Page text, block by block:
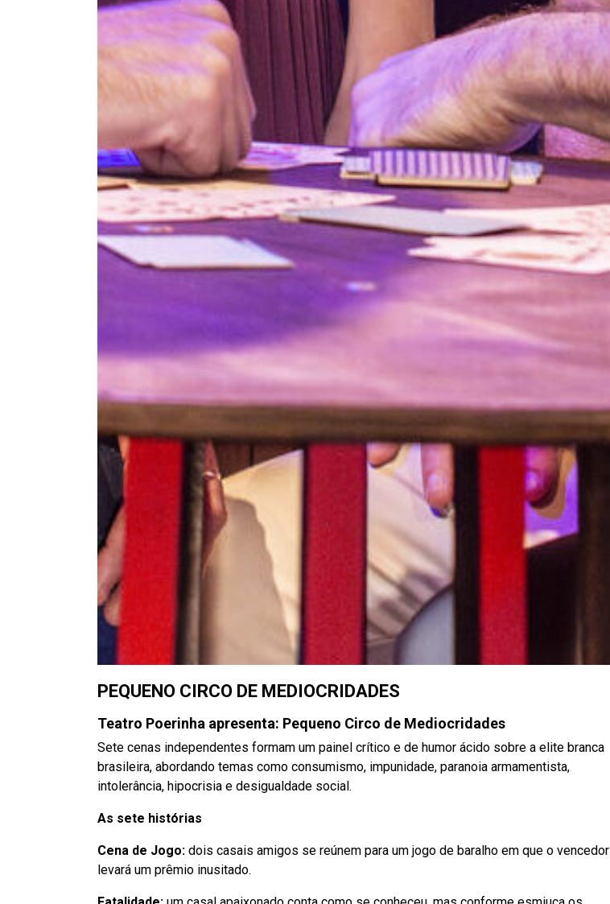
PEQUENO CIRCO DE MEDIOCRIDADES
Teatro Poerinha apresenta: Pequeno Circo de Mediocridades
Sete cenas independentes formam um painel crítico e de humor ácido sobre a elite branca
brasileira, abordando temas como consumismo, impunidade, paranoia armamentista,
intolerância, hipocrisia e desigualdade social.
As sete histórias
Cena de Jogo: dois casais amigos se reúnem para um jogo de baralho em que o vencedor
levará um prêmio inusitado.